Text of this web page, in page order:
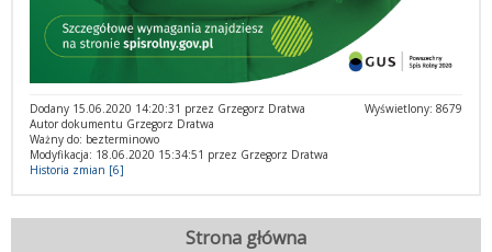
Wyświetlony: 8679
Dodany 15.06.2020 14:20:31 przez Grzegorz Dratwa
Autor dokumentu Grzegorz Dratwa
Ważny do: bezterminowo
Modyfikacja: 18.06.2020 15:34:51 przez Grzegorz Dratwa
Historia zmian [6]
Strona główna